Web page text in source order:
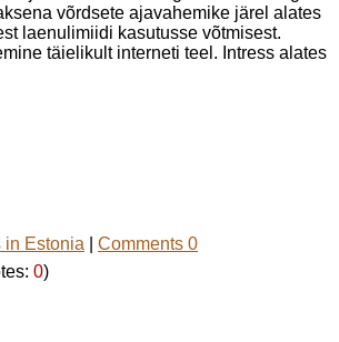
võrdsete ajavahemike järel alates
laenulimiidi kasutusse võtmisest.
täielikult interneti teel. Intress alates
in Estonia
Comments 0
0)